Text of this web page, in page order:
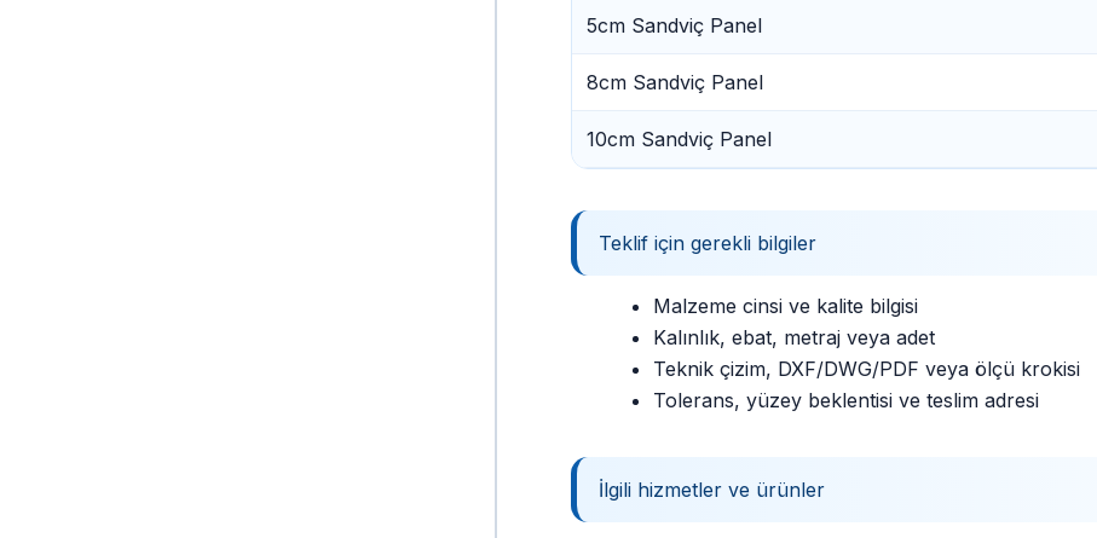
5cm Sandviç Panel
8cm Sandviç Panel
10cm Sandviç Panel
Teklif için gerekli bilgiler
Malzeme cinsi ve kalite bilgisi
Kalınlık, ebat, metraj veya adet
Teknik çizim, DXF/DWG/PDF veya ölçü krokisi
Tolerans, yüzey beklentisi ve teslim adresi
İlgili hizmetler ve ürünler